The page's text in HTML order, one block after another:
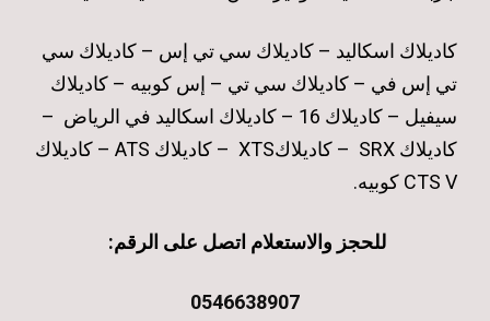
كاديلاك اسكاليد – كاديلاك سي تي إس – كاديلاك سي
تي إس في – كاديلاك سي تي – إس كوبيه – كاديلاك
سيفيل – كاديلاك 16 – كاديلاك اسكاليد في الرياض –
كاديلاك SRX – كاديلاكXTS – كاديلاك ATS – كاديلاك
CTS V كوبيه.
للحجز والاستعلام اتصل على الرقم:
0546638907